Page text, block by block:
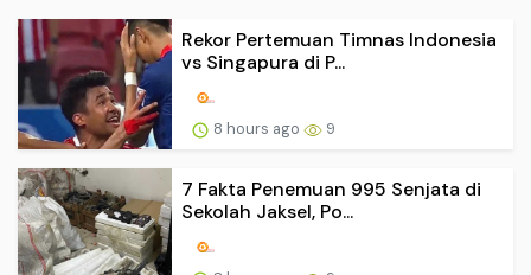
Rekor Pertemuan Timnas Indonesia
vs Singapura di P...
8 hours ago 9
7 Fakta Penemuan 995 Senjata di
Sekolah Jaksel, Po...